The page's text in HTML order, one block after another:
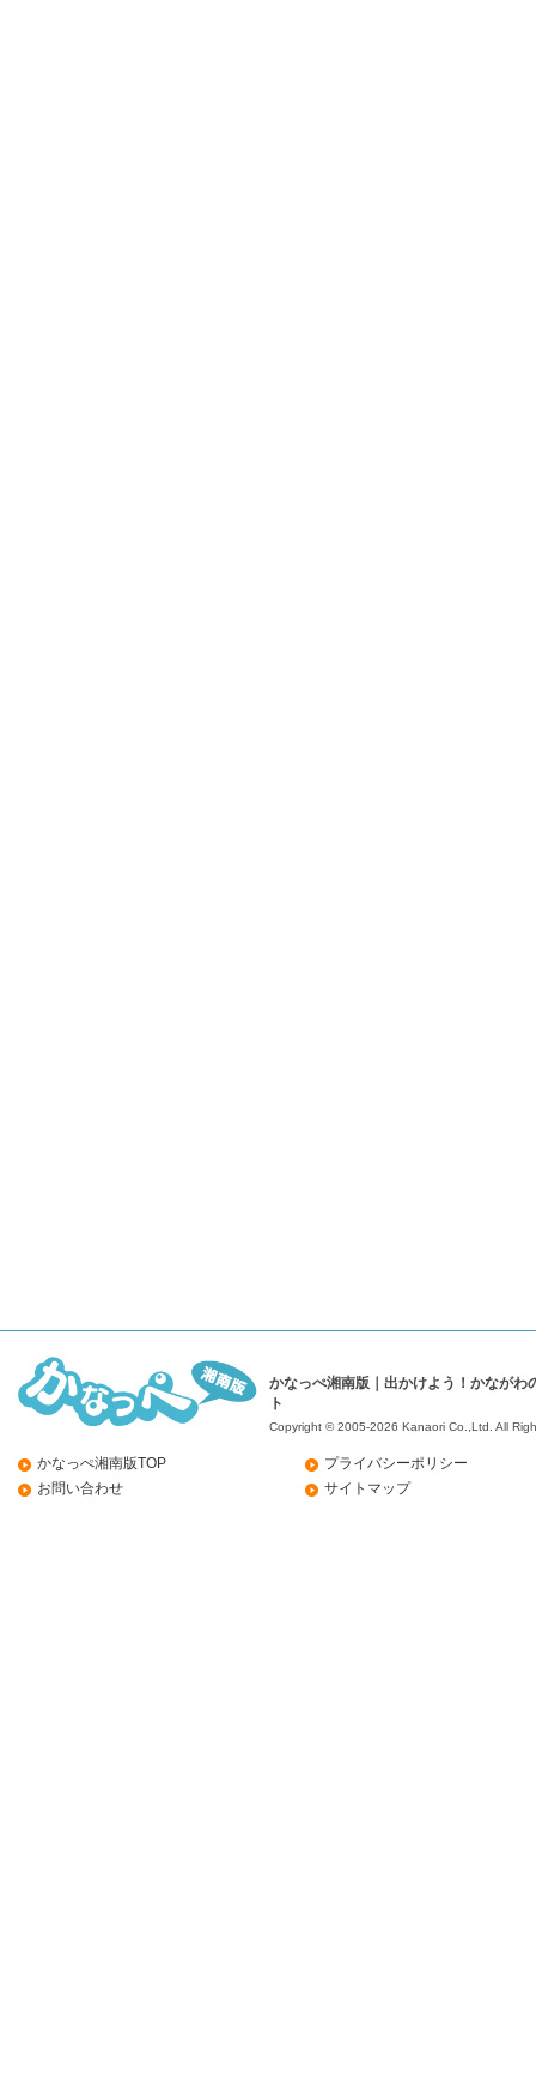
かなっぺ湘南版｜出かけよう！かながわ
ト
Copyright © 2005-2026 Kanaori Co.,Ltd. All
かなっぺ湘南版TOP
お問い合わせ
プライバシーポリシー
サイトマップ